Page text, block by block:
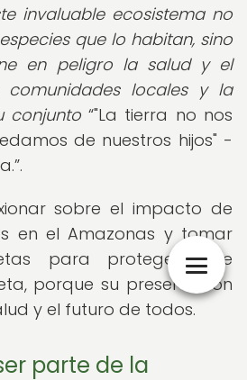
invaluable ecosistema no
que lo habitan, sino
en peligro la salud y el
locales y la
conjunto "La tierra no nos
de nuestros hijos" -
.
sobre el impacto de
en el Amazonas y tomar
para proteger este
porque su preservación
y el futuro de todos.
parte de la